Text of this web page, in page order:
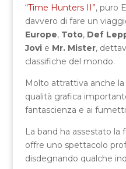
“Time Hunters II”, puro
davvero di fare un
Europe, Toto, Def
Jovie Mr. Mister,
classifiche del mondo.
Molto attrattiva anche
qualità grafica
fantascienza e ai
La band ha assestato
offre uno spettacolo
disdegnando qualche